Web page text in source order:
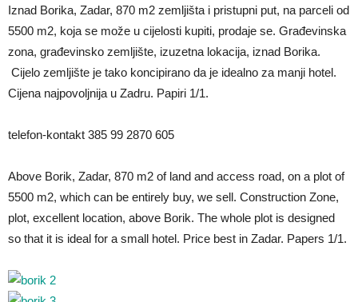
Iznad Borika, Zadar, 870 m2 zemljišta i pristupni put, na parceli od
5500 m2, koja se može u cijelosti kupiti, prodaje se. Građevinska
zona, građevinsko zemljište, izuzetna lokacija, iznad Borika.
Cijelo zemljište je tako koncipirano da je idealno za manji hotel.
Cijena najpovoljnija u Zadru. Papiri 1/1.
telefon-kontakt 385 99 2870 605
Above Borik, Zadar, 870 m2 of land and access road, on a plot of
5500 m2, which can be entirely buy, we sell. Construction Zone,
plot, excellent location, above Borik. The whole plot is designed
so that it is ideal for a small hotel. Price best in Zadar. Papers 1/1.